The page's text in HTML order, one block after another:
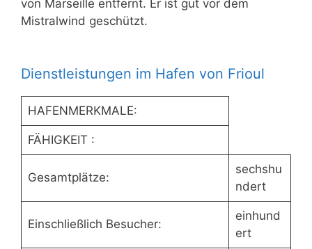
von Marseille entfernt. Er ist gut vor dem
Mistralwind geschützt.
Dienstleistungen im Hafen von Frioul
HAFENMERKMALE:
FÄHIGKEIT :
Gesamtplätze:
sechshu
ndert
Einschließlich Besucher:
einhund
ert